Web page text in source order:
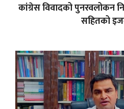
कांग्रेस विवादको पुनरवलोकन
सहितको